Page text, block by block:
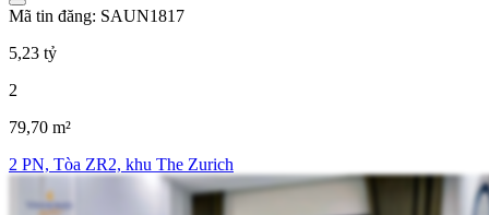
Mã tin đăng: SAUN1817
5,23 tỷ
2
79,70 m²
2 PN, Tòa ZR2, khu The Zurich